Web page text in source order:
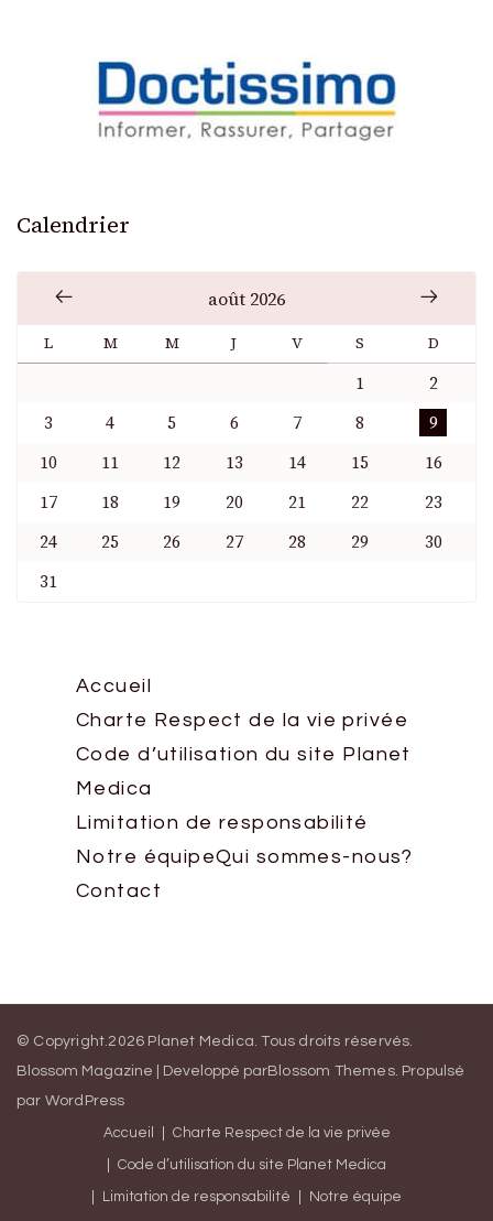
Calendrier
août 2026
L M M J V S D
1
2
3
4 5 6 7 8
9
10
11 12 13 14 15
16
17
18 19 20 21 22
23
24
25 26 27 28 29
30
31
Accueil
Charte Respect de la vie privée
Code d’utilisation du site Planet
Medica
Limitation de responsabilité
Notre équipeQui sommes-nous?
Contact
© Copyright.2026 Planet Medica. Tous droits réservés.
Blossom Magazine | Developpé parBlossom Themes. Propulsé
par WordPress
Accueil Charte Respect de la vie privée
Code d’utilisation du site Planet Medica
Limitation de responsabilité Notre équipe